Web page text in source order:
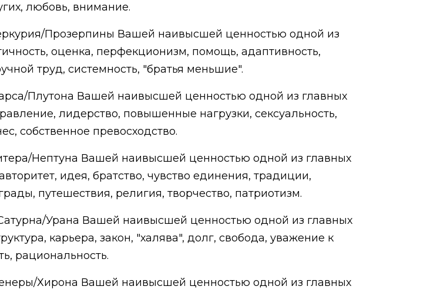
любовь, внимание.
Прозерпины Вашей наивысшей ценностью одной из
оценка, перфекционизм, помощь, адаптивность,
труд, системность, "братья меньшие".
Плутона Вашей наивысшей ценностью одной из главных
лидерство, повышенные нагрузки, сексуальность,
собственное превосходство.
Нептуна Вашей наивысшей ценностью одной из главных
идея, братство, чувство единения, традиции,
путешествия, религия, творчество, патриотизм.
Урана Вашей наивысшей ценностью одной из главных
карьера, закон, "халява", долг, свобода, уважение к
рациональность.
Хирона Вашей наивысшей ценностью одной из главных